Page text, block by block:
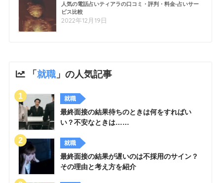
人気の電話占いティアラの口コミ・評判・料金-占いサー
ビス比較
2022年12月19日
「就職」の人気記事
就職
最終面接の結果待ちのときは何をすればい
い？不安なときは……
就職
最終面接の結果が遅いのは不採用のサイン？
その理由と考え方を紹介